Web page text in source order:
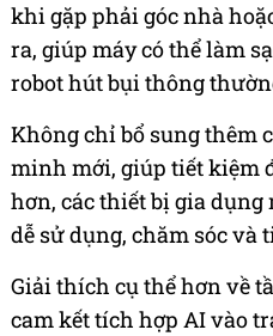
khi gặp phải góc nhà
ra, giúp máy có thể làm
robot hút bụi thông
Không chỉ bổ sung thêm
minh mới, giúp tiết kiệm
hơn, các thiết bị gia dụng
dễ sử dụng, chăm sóc và
Giải thích cụ thể hơn về
cam kết tích hợp AI vào